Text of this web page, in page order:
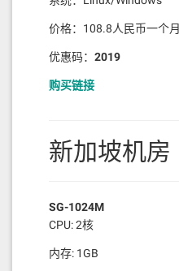
价格：108.8人民币一个月
优惠码： 2019
购买链接
新加坡机房
SG-1024M
CPU: 2核
内存: 1GB